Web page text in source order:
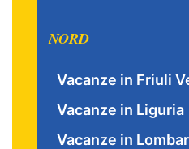
NORD
Vacanze in Friuli
Vacanze in Liguria
Vacanze in